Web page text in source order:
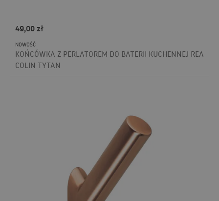
49,00zł
NOWOŚĆ
KOŃCÓWKA Z PERLATOREM DO BATERII KUCHENNEJ REA
COLIN TYTAN